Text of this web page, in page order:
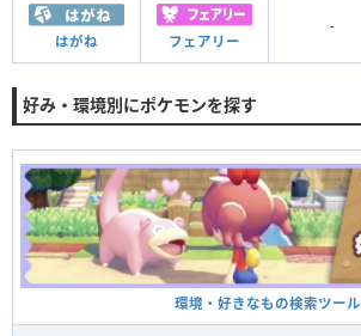
はがね フェアリー
-
好み・環境別にポケモンを探す
環境・好きなもの検索ツール